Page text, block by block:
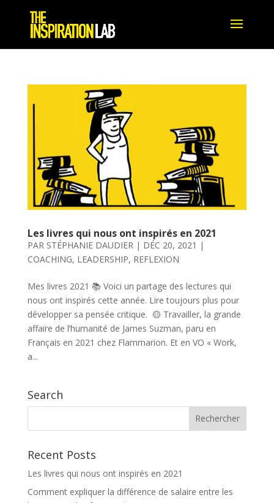
Les livres qui nous ont inspirés en 2021
PAR STÉPHANIE DAUDIER | DÉC 20, 2021 |
COACHING, LEADERSHIP, REFLEXION
Mes livres 2021 📚 Voici un partage des lectures qui
nous ont inspirés cette année. Lire toujours plus pour
développer sa pensée critique. 🟡 Travailler, la grande
affaire de l’humanité de James Suzman, paru en
Français en 2021 chez Flammarion. Et en VO « Work,
a...
Search
Recent Posts
Les livres qui nous ont inspirés en 2021
Comment expliquer la différence de salaire entre les